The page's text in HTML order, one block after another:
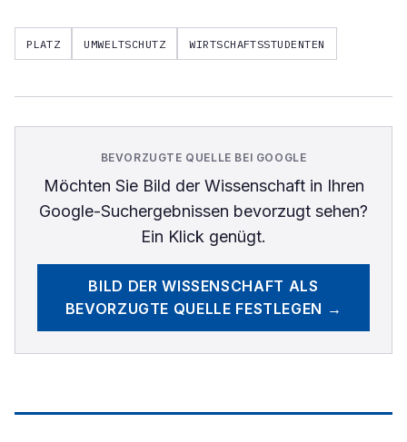
PLATZ UMWELTSCHUTZ WIRTSCHAFTSSTUDENTEN
BEVORZUGTE QUELLE BEI GOOGLE
Möchten Sie Bild der Wissenschaftin Ihren
Google-Suchergebnissen bevorzugt sehen?
Ein Klick genügt.
BILD DER WISSENSCHAFT ALS
BEVORZUGTE QUELLE FESTLEGEN →